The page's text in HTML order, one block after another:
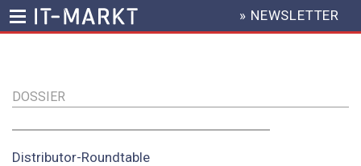
Inhalt
HEADER
MENU
» NEWSLETTER
DOSSIER
Distributor-Roundtable